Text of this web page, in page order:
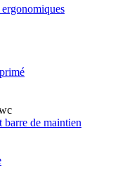
barre de maintien